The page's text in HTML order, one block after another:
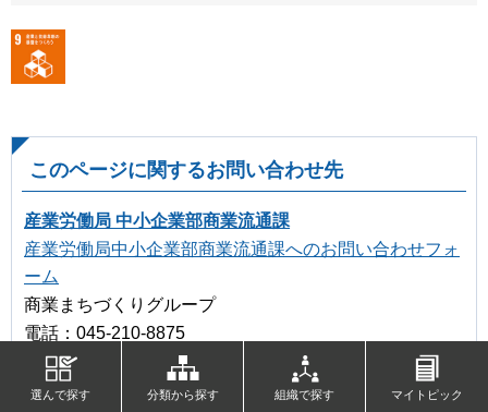
このページに関するお問い合わせ先
産業労働局 中小企業部商業流通課
産業労働局中小企業部商業流通課へのお問い合わせフォ
ーム
商業まちづくりグループ
電話：045-210-8875
内線：5558
選んで探す 分類から探す 組織で探す マイトピック